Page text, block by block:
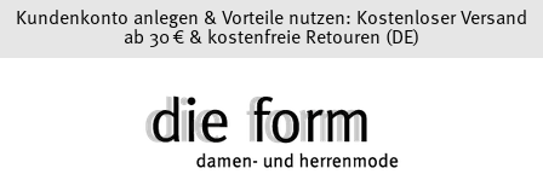
Zum Hauptinhalt springen
Kundenkonto anlegen & Vorteile nutzen: Kostenloser Versand
ab 30 € & kostenfreie Retouren (DE)